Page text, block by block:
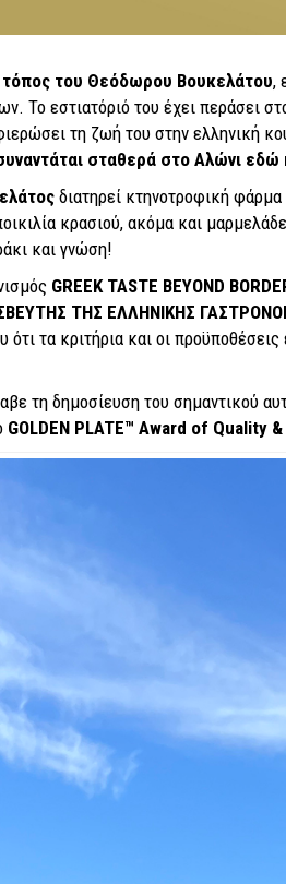
τόπος του Θεόδωρου Βουκελάτου,
Το εστιατόριό του έχει περάσει
τη ζωή του στην ελληνική
σταθερά στο Αλώνι εδώ
διατηρεί κτηνοτροφική
κρασιού, ακόμα και
και γνώση!
GREEK TASTE BEYOND
ΤΗΣ ΕΛΛΗΝΙΚΗΣ
τα κριτήρια και οι
τη δημοσίευση του σημαντικού
GOLDEN PLATE™ Award of Quality &